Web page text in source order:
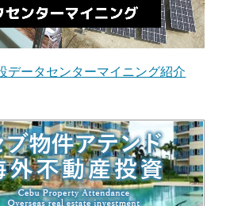
データセンターマイニング紹介